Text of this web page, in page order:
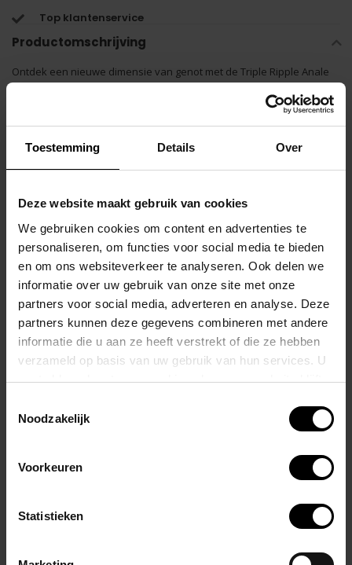
Toestemming Details Over
Deze website maakt gebruik van cookies
We gebruiken cookies om content en advertenties te
personaliseren, om functies voor social media te bieden
en om ons websiteverkeer te analyseren. Ook delen we
informatie over uw gebruik van onze site met onze
partners voor social media, adverteren en analyse. Deze
partners kunnen deze gegevens combineren met andere
informatie die u aan ze heeft verstrekt of die ze hebben
verzameld op basis van uw gebruik van hun services. U
gaat akkoord met onze cookies als u onze website blijft
Noodzakelijk
Voorkeuren
Statistieken
Top klantenservice
Productomschrijving
Ontdek een nieuwe dimensie van genot met de Triple Ripple Anale
Kralen-Zwart, gegoten uit hoogwaardige, hypoallergene siliconen.
worden, waardoor je de wereld van anaal genot op jouw tempo kunt
verfrissende sensatie.
De stevige vingerlus zorgt voor veilig en eenvoudig gebruik.
Ideaal voor zowel beginners als ervaren gebruikers van anale
stimulatie.
Eigenschappen:
Triple Ripple siliconen anale kralen
Kralen variëren in grootte van 2,5 tot 3,5 inch
Voorzien van een stevige vingerlus voor eenvoudig en veilig